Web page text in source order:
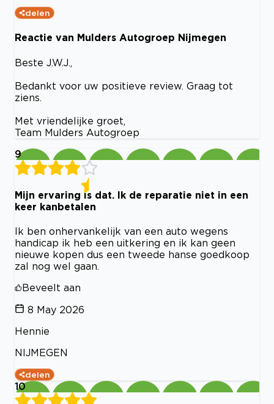
delen
Reactie van Mulders Autogroep Nijmegen
Beste J.W.J.,
Bedankt voor uw positieve review. Graag tot
ziens.
Met vriendelijke groet,
Team Mulders Autogroep
9
Mijn ervaring is dat. Ik de reparatie niet in een
keer kanbetalen
Ik ben onhervankelijk van een auto wegens
handicap ik heb een uitkering en ik kan geen
nieuwe kopen dus een tweede hanse goedkoop
zal nog wel gaan.
Beveelt aan
8 May 2026
Hennie
NIJMEGEN
delen
10